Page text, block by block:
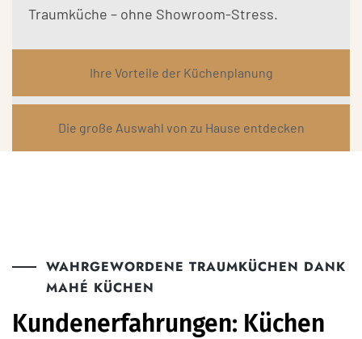
Ihre Vorteile der Küchenplanung
Die große Auswahl von zu Hause entdecken
Traumküche – ohne Showroom-Stress.
WAHRGEWORDENE TRAUMKÜCHEN DANK
MAHÉ KÜCHEN
Kundenerfahrungen: Küchen